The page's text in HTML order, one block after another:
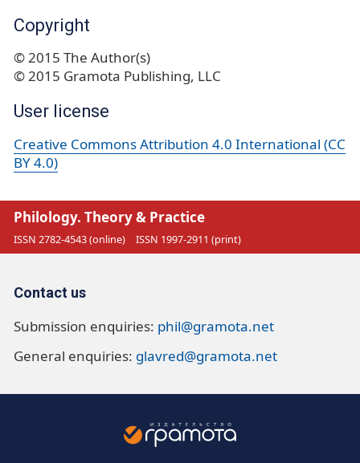
Copyright
© 2015 The Author(s)
© 2015 Gramota Publishing, LLC
User license
Creative Commons Attribution 4.0 International (CC
BY 4.0)
Philology. Theory & Practice
ISSN 2782-4543 (online) ISSN 1997-2911 (print)
Contact us
Submission enquiries: phil@gramota.net
General enquiries: glavred@gramota.net